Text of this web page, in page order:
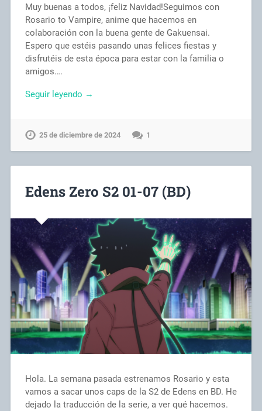
Muy buenas a todos, ¡feliz Navidad!Seguimos con
Rosario to Vampire, anime que hacemos en
colaboración con la buena gente de Gakuensai.
Espero que estéis pasando unas felices fiestas y
disfrutéis de esta época para estar con la familia o
amigos….
Seguir leyendo →
25 de diciembre de 2024 1
Edens Zero S2 01-07 (BD)
Hola. La semana pasada estrenamos Rosario y esta
vamos a sacar unos caps de la S2 de Edens en BD. He
dejado la traducción de la serie, a ver qué hacemos.